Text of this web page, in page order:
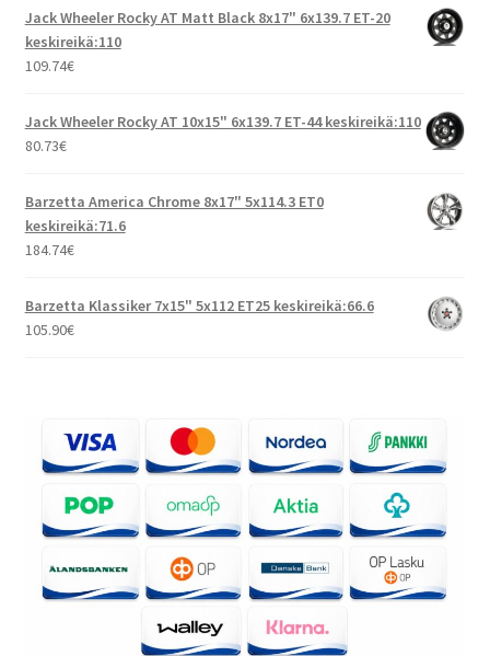
Jack Wheeler Rocky AT Matt Black 8x17" 6x139.7 ET-20
keskireikä:110
109.74€
Jack Wheeler Rocky AT 10x15" 6x139.7 ET-44 keskireikä:110
80.73€
Barzetta America Chrome 8x17" 5x114.3 ET0
keskireikä:71.6
184.74€
Barzetta Klassiker 7x15" 5x112 ET25 keskireikä:66.6
105.90€